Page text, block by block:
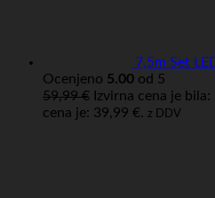
7,5m Set
Ocenjeno 5.00 od 5
59,99€ Izvirna cena je
cena je: 39,99 €. z DDV